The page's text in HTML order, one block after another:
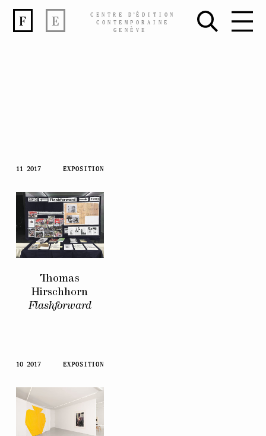
Skip
content
CENTRE D’ÉDITION
CONTEMPORAINE
GENÈVE
11 2017 EXPOSITION
Thomas
Hirschhorn
Flashforward
10 2017 EXPOSITION
F E